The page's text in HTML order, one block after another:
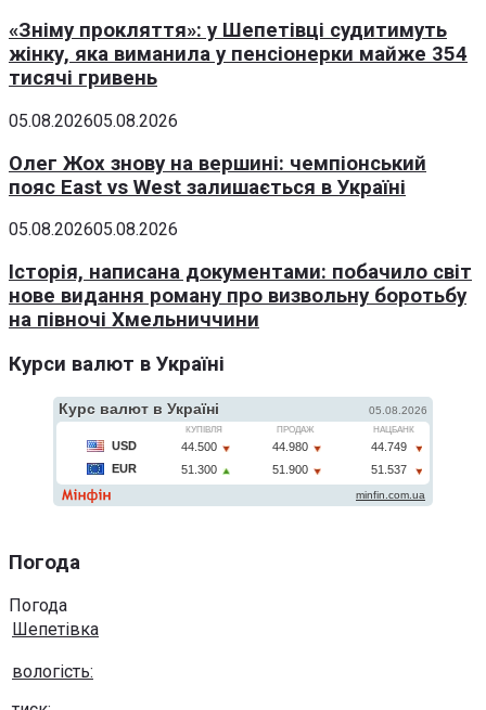
«Зніму прокляття»: у Шепетівці судитимуть
жінку, яка виманила у пенсіонерки майже 354
тисячі гривень
05.08.202605.08.2026
Олег Жох знову на вершині: чемпіонський
пояс East vs West залишається в Україні
05.08.202605.08.2026
Історія, написана документами: побачило світ
нове видання роману про визвольну боротьбу
на півночі Хмельниччини
Курси валют в Україні
Погода
Погода
Шепетівка
вологість: